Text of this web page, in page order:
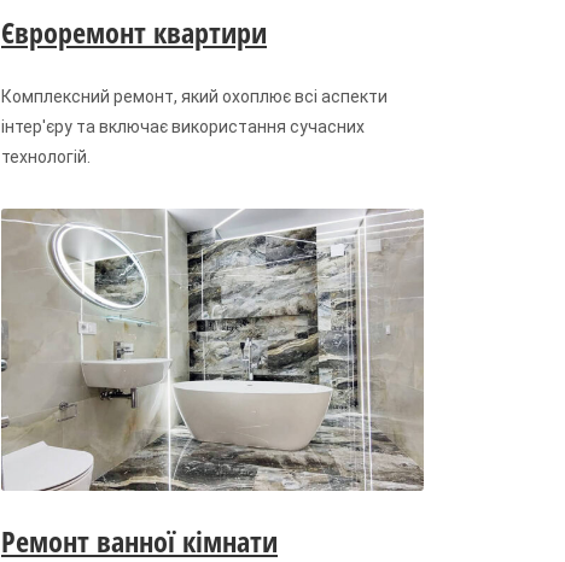
Євроремонт квартири
Комплексний ремонт, який охоплює всі аспекти
інтер'єру та включає використання сучасних
технологій.
Ремонт ванної кімнати